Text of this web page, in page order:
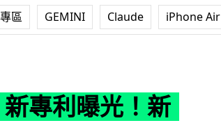
區 GEMINI Claude iPhone Air
專利曝光！新